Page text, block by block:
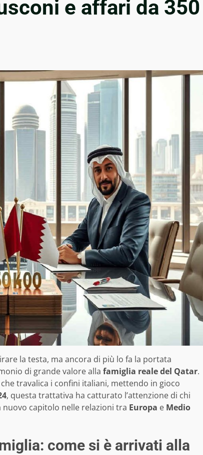
e affari da 350
la testa, ma ancora di più lo fa la portata
di grande valore alla famiglia reale del Qatar.
travalica i confini italiani, mettendo in gioco
, questa trattativa ha catturato l’attenzione di chi
capitolo nelle relazioni tra Europa e Medio
come si è arrivati alla